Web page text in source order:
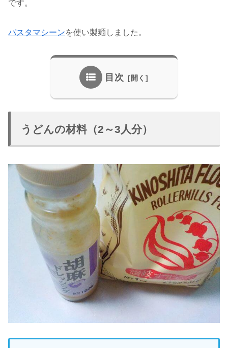
です。
パスタマシーンを使い製麺しました。
目次
うどんの材料（2～3人分）